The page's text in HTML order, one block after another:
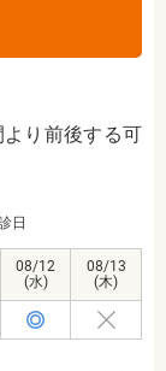
り前後する可
日
08/12
(水)
08/13
(木)